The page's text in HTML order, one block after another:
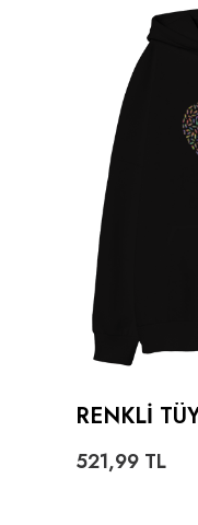
RENKLI
521,99 TL